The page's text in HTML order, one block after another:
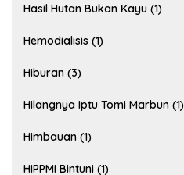
Hasil Hutan Bukan Kayu (1)
Hemodialisis (1)
Hiburan (3)
Hilangnya Iptu Tomi Marbun (1)
Himbauan (1)
HIPPMI Bintuni (1)